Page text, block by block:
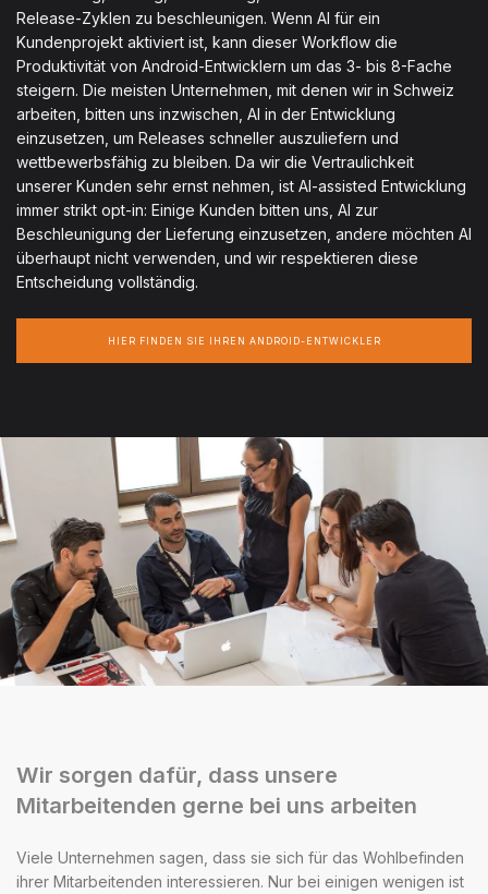
Release-Zyklen zu beschleunigen. Wenn AI für ein
Kundenprojekt aktiviert ist, kann dieser Workflow die
Produktivität von Android-Entwicklern um das 3- bis 8-Fache
steigern. Die meisten Unternehmen, mit denen wir in Schweiz
arbeiten, bitten uns inzwischen, AI in der Entwicklung
einzusetzen, um Releases schneller auszuliefern und
wettbewerbsfähig zu bleiben. Da wir die Vertraulichkeit
unserer Kunden sehr ernst nehmen, ist AI-assisted Entwicklung
immer strikt opt-in: Einige Kunden bitten uns, AI zur
Beschleunigung der Lieferung einzusetzen, andere möchten AI
überhaupt nicht verwenden, und wir respektieren diese
Entscheidung vollständig.
HIER FINDEN SIE IHREN ANDROID-ENTWICKLER
Wir sorgen dafür, dass unsere
Mitarbeitenden gerne bei uns arbeiten
Viele Unternehmen sagen, dass sie sich für das Wohlbefinden
ihrer Mitarbeitenden interessieren. Nur bei einigen wenigen ist